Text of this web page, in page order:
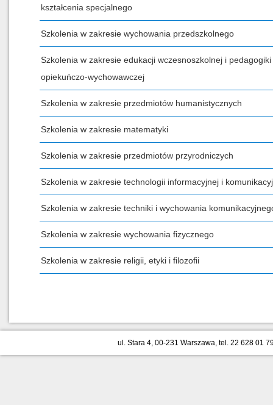
kształcenia specjalnego
Szkolenia w zakresie wychowania przedszkolnego
Szkolenia w zakresie edukacji wczesnoszkolnej i pedagogiki
opiekuńczo-wychowawczej
Szkolenia w zakresie przedmiotów humanistycznych
Szkolenia w zakresie matematyki
Szkolenia w zakresie przedmiotów przyrodniczych
Szkolenia w zakresie technologii informacyjnej i
Szkolenia w zakresie techniki i wychowania
Szkolenia w zakresie wychowania fizycznego
Szkolenia w zakresie religii, etyki i filozofii
ul. Stara 4, 00-231 Warszawa, tel. 22 628 01